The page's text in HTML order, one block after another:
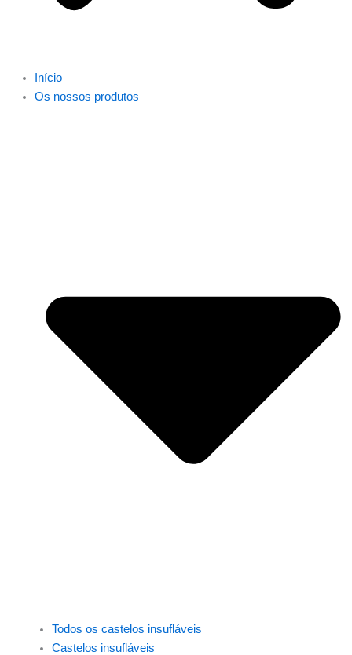
Início
Os nossos produtos
Todos os castelos insufláveis
Castelos insufláveis